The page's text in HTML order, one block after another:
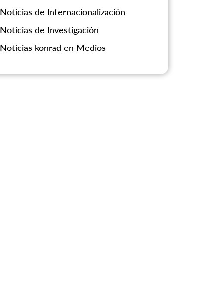
Noticias de Internacionalización
Noticias de Investigación
Noticias konrad en Medios